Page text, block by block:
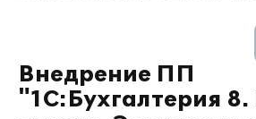
Внедрение ПП
"1С:Бухгалтерия 8.